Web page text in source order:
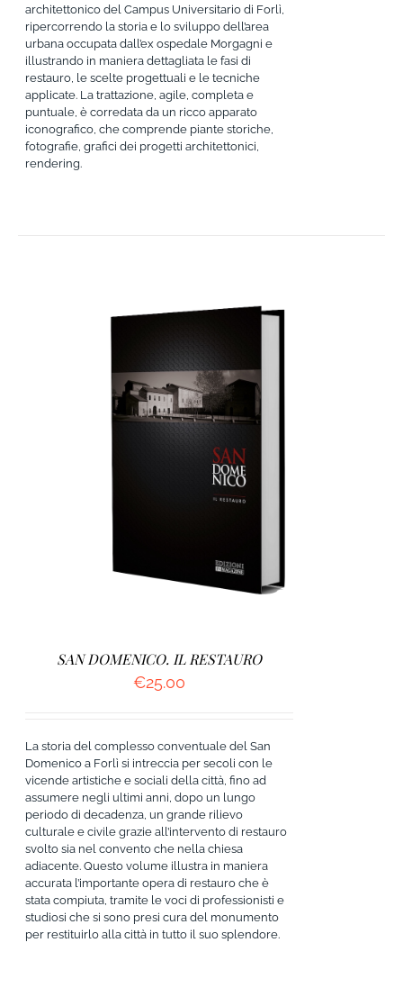
architettonico del Campus Universitario di Forlì,
ripercorrendo la storia e lo sviluppo dell’area
urbana occupata dall’ex ospedale Morgagni e
illustrando in maniera dettagliata le fasi di
restauro, le scelte progettuali e le tecniche
applicate. La trattazione, agile, completa e
puntuale, è corredata da un ricco apparato
iconografico, che comprende piante storiche,
fotografie, grafici dei progetti architettonici,
rendering.
AGGIUNGI AL CARRELLO /
SAN DOMENICO. IL RESTAURO
€25.00
La storia del complesso conventuale del San
Domenico a Forlì si intreccia per secoli con le
vicende artistiche e sociali della città, fino ad
assumere negli ultimi anni, dopo un lungo
periodo di decadenza, un grande rilievo
culturale e civile grazie all’intervento di restauro
svolto sia nel convento che nella chiesa
adiacente. Questo volume illustra in maniera
accurata l’importante opera di restauro che è
stata compiuta, tramite le voci di professionisti e
studiosi che si sono presi cura del monumento
per restituirlo alla città in tutto il suo splendore.